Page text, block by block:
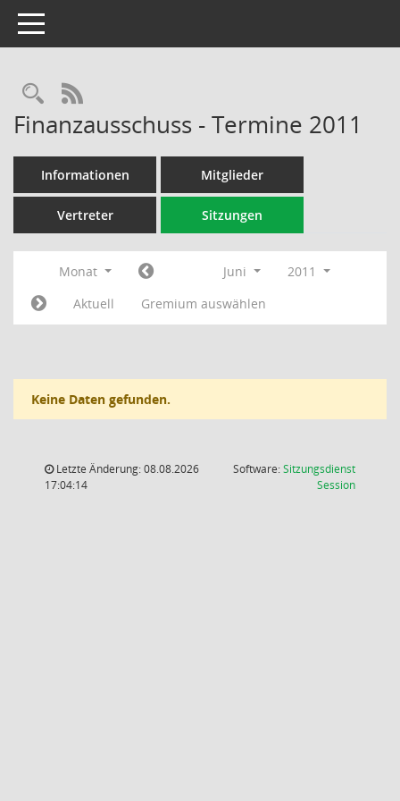
Toggle navigation
Rechercheauswahl
RSS-Feed
Finanzausschuss - Termine 2011
Informationen Mitglieder
Vertreter Sitzungen
Monat Juni
2011
Aktuell
Gremium auswählen
Keine Daten gefunden.
Letzte Änderung: 08.08.2026
17:04:14
Software:Sitzungsdienst
Session(Wird in